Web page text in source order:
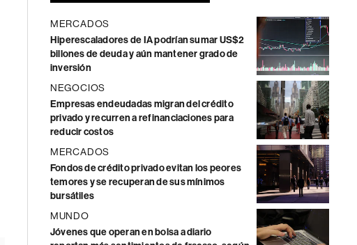
MERCADOS
Hiperescaladores de IA podrían sumar US$2
billones de deuda y aún mantener grado de
inversión
NEGOCIOS
Empresas endeudadas migran del crédito
privado y recurren a refinanciaciones para
reducir costos
MERCADOS
Fondos de crédito privado evitan los peores
temores y se recuperan de sus mínimos
bursátiles
MUNDO
Jóvenes que operan en bolsa a diario